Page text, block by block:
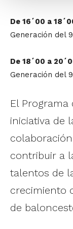
De 16´00 a
Generación del
De 18´00 a
Generación del
El Programa
iniciativa de
contribuir a
talentos de
crecimiento
de